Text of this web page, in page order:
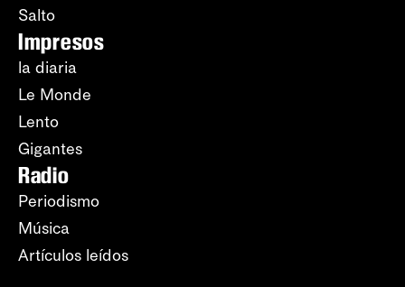
Salto
Impresos
la diaria
Le Monde
Lento
Gigantes
Radio
Periodismo
Música
Artículos leídos